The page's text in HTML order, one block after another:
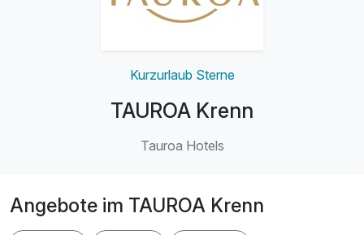
Kurzurlaub Sterne
TAUROA Krenn
Tauroa Hotels
Angebote im TAUROA Krenn